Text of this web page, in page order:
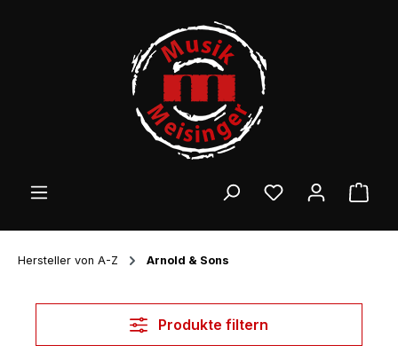
Hersteller von A-Z Arnold & Sons
Produkte filtern